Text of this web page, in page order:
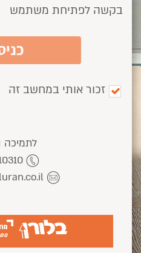
בקשה לפתיחת משתמש
זכור אותי במחשב זה
לתמיכה